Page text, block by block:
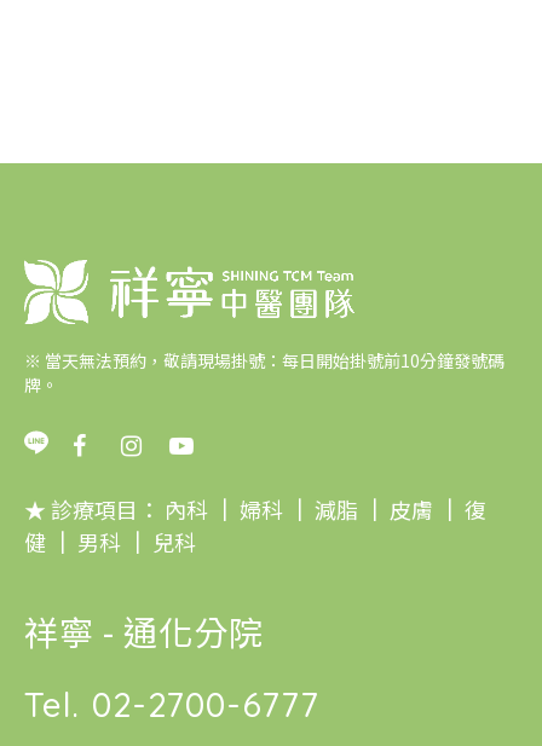
※ 當天無法預約，敬請現場掛號：每日開始掛號前10分鐘發號碼
牌。
★ 診療項目： 內科 ｜ 婦科 ｜ 減脂 ｜ 皮膚 ｜ 復
健 ｜ 男科 ｜ 兒科
祥寧 - 通化分院
Tel. 02-2700-6777